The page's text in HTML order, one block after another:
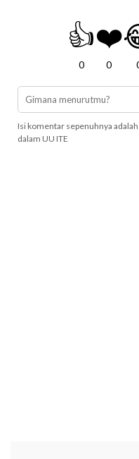
👍
0
❤️
0
Isi komentar sepenuhnya
dalam UU ITE